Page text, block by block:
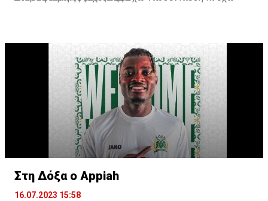
31χρονος άσος.
Στη Δόξα ο Appiah
16.07.2023 15:58